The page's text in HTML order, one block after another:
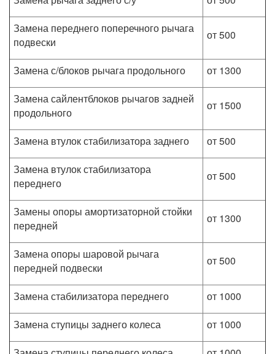
Замена переднего поперечного рычага
подвески
от 500
Замена с/блоков рычага продольного
от 1300
Замена сайлентблоков рычагов задней
продольного
от 1500
Замена втулок стабилизатора заднего
от 500
Замена втулок стабилизатора
переднего
от 500
Замены опоры амортизаторной стойки
передней
от 1300
Замена опоры шаровой рычага
передней подвески
от 500
Замена стабилизатора переднего
от 1000
Замена ступицы заднего колеса
от 1000